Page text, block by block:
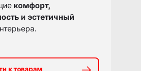
комфорт,
и эстетичный
к товарам